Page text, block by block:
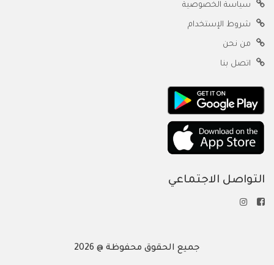
سياسة الخصوصية
شروط الإستخدام
من نحن
اتصل بنا
التواصل الاجتماعي
جميع الحقوق محفوظة @ 2026